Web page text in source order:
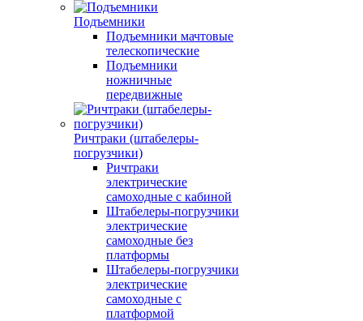
Подъемники
Подъемники мачтовые
телескопические
Подъемники
ножничные
передвижные
Ричтраки (штабелеры-
погрузчики)
Ричтраки
электрические
самоходные с кабиной
Штабелеры-погрузчики
электрические
самоходные без
платформы
Штабелеры-погрузчики
электрические
самоходные с
платформой